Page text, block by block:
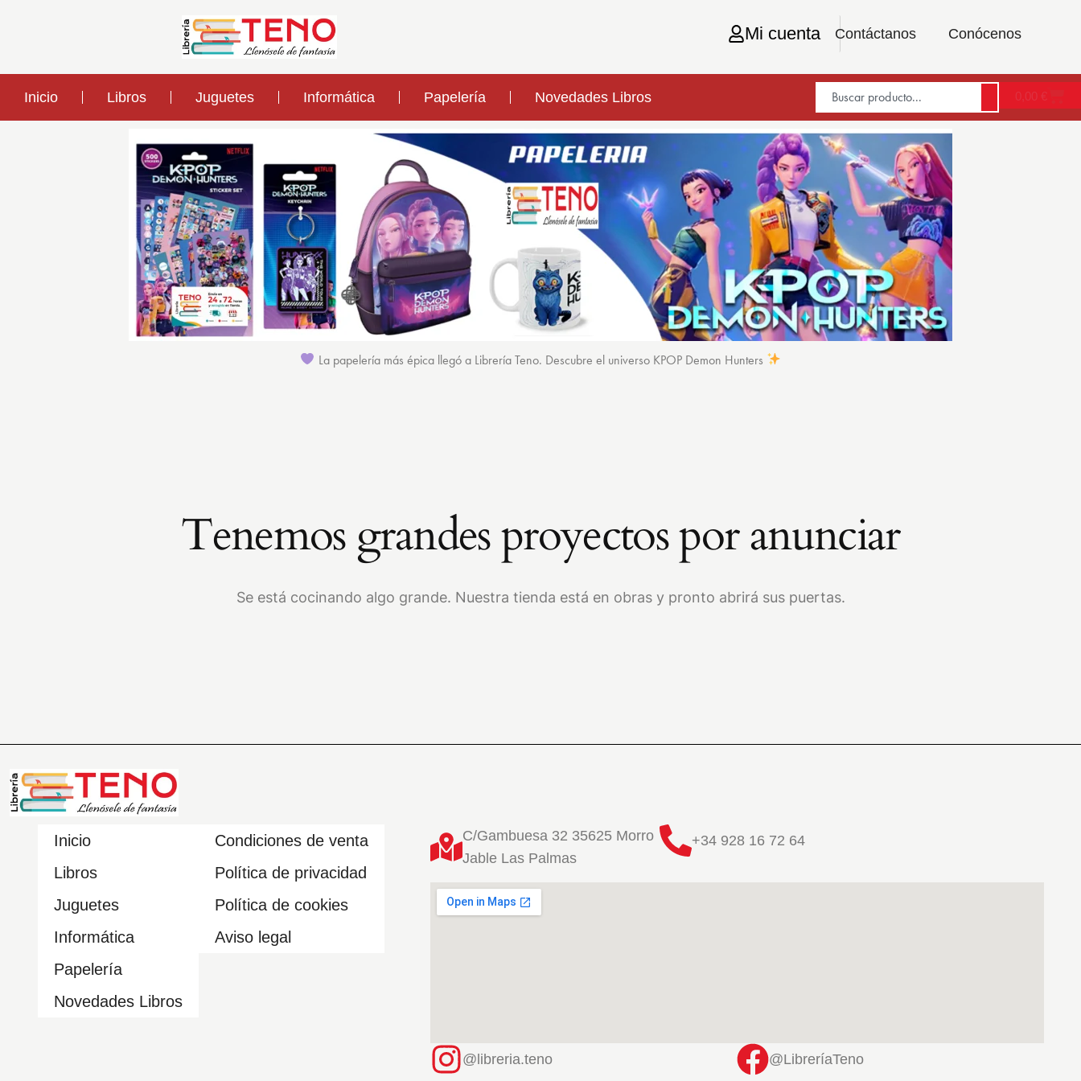
Contáctanos Conócenos
Mi cuenta
Inicio Libros Juguetes Informática Papelería Novedades Libros 0,00 €
La papelería más épica llegó a Librería Teno. Descubre el universo KPOP Demon Hunters
Tenemos grandes proyectos por anunciar
Se está cocinando algo grande. Nuestra tienda está en obras y pronto abrirá sus puertas.
Inicio
Libros
Juguetes
Informática
Papelería
Novedades Libros
Condiciones de venta
Política de privacidad
Política de cookies
Aviso legal
C/Gambuesa 32 35625 Morro
Jable Las Palmas
+34 928 16 72 64
@libreria.teno @LibreríaTeno